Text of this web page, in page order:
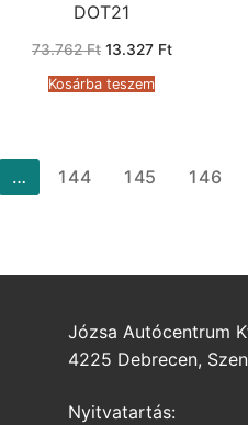
DOT21
73.762Ft Original
was:
73.762 Ft.
13.327 FtCurrent
Kosárba teszem
… 144 145 146
Józsa Autócentrum
4225 Debrecen,
Nyitvatartás: